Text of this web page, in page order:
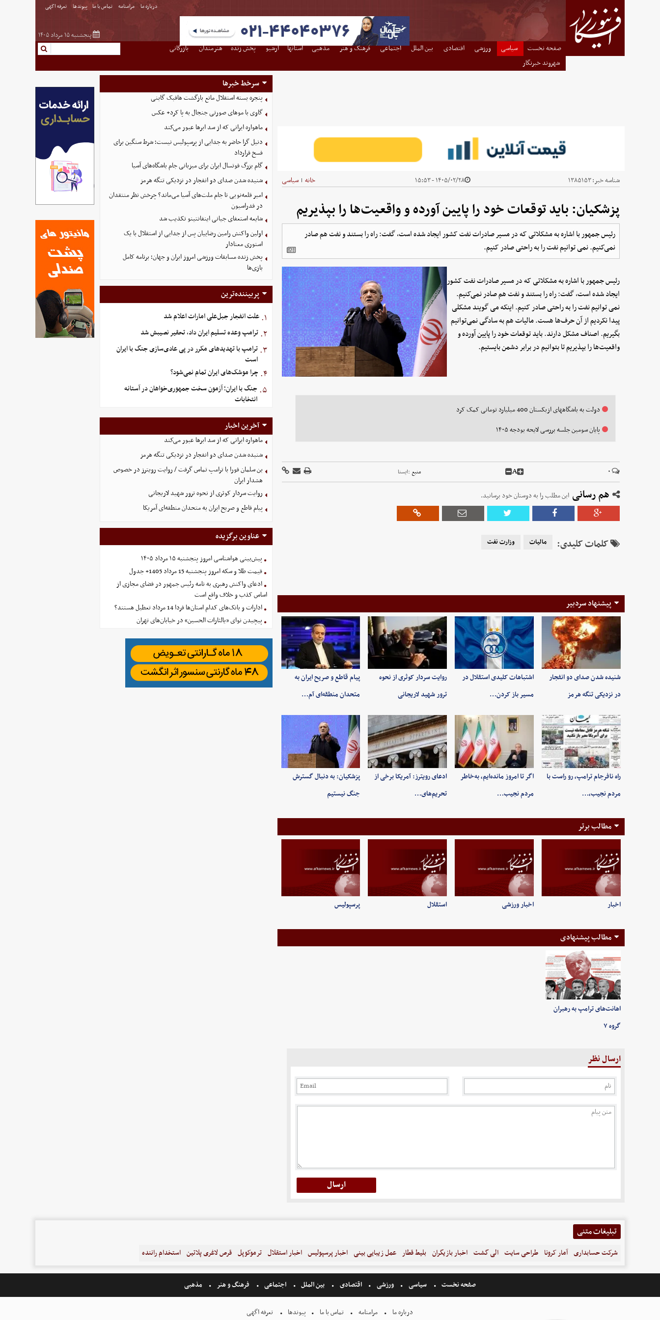
درباره ما مرامنامه تماس با ما پیوندها تعرفه اگهی
پنجشنبه ۱۵ مرداد ۱۴۰۵
صفحه نخست سیاسی ورزشی اقتصادی بین الملل اجتماعی فرهنگ و هنر مذهبی استانها آرشیو پخش زنده هنرمندان
بازرگانی
شهروند خبرنگار
شناسه خبر:۱۳۸۵۱۵۳ ۱۴۰۵/۰۲/۲۸ - ۱۵:۵۳ خانه | سیاسی
پزشکیان: باید توقعات خود را پایین آورده و واقعیت‌ها را بپذیریم
رئیس جمهور با اشاره به مشکلاتی که در مسیر صادرات نفت کشور ایجاد شده است، گفت: راه را بستند و نفت هم صادر
نمی‌کنیم. نمی توانیم نفت را به راحتی صادر کنیم.
رئیس جمهور با اشاره به مشکلاتی که در مسیر صادرات نفت کشور
ایجاد شده است، گفت: راه را بستند و نفت هم صادر نمی‌کنیم.
نمی توانیم نفت را به راحتی صادر کنیم. اینکه می گویند مشکلی
پیدا نکردیم از آن حرف‌ها هست. مالیات هم به سادگی نمی‌توانیم
بگیریم. اصناف مشکل دارند. باید توقعات خود را پایین آورده و
واقعیت‌ها را بپذیریم تا بتوانیم در برابر دشمن بایستیم.
دولت به باشگاههای ازبکستان 400 میلیارد تومانی کمک کرد
پایان سومین جلسه بررسی لایحه بودجه ۱۴۰۵
۰ A منبع :ایسنا
هم رسانی این مطلب را به دوستان خود برسانید.
کلمات کلیدی: مالیات وزارت نفت
پیشنهاد سردبیر
شنیده شدن صدای دو انفجار
در نزدیکی تنگه هرمز
اشتباهات کلیدی استقلال در
مسیر باز کردن…
روایت سردار کوثری از نحوه
ترور شهید لاریجانی
پیام قاطع و صریح ایران به
متحدان منطقه‌ای آم…
راه نافرجام ترامپ، رو راست با
مردم نجیب،…
اگر تا امروز مانده‌ایم، به‌خاطر
مردم نجیب…
ادعای رویترز: آمریکا برخی از
تحریم‌های…
پزشکیان: به‌ دنبال گسترش
جنگ نیستیم
مطالب برتر
اخبار اخبار ورزشی استقلال پرسپولیس
مطالب پیشنهادی
اهانت‌های ترامپ به رهبران
گروه ۷
ارسال نظر
سرخط خبرها
پنجره بسته استقلال مانع بازگشت هافبک گابنی
گاوی با موهای صورتی جنجال به پا کرد+ عکس
ماهواره ایرانی که از سد ابرها عبور می‌کند
دنیل گرا حاضر به جدایی از پرسپولیس نیست؛ شرط سنگین برای
فسخ قرارداد
گام بزرگ فوتسال ایران برای میزبانی جام باشگاه‌های آسیا
شنیده شدن صدای دو انفجار در نزدیکی تنگه هرمز
امیر قلعه‌نویی تا جام ملت‌های آسیا می‌ماند؟ چرخش نظر منتقدان
در فدراسیون
شایعه استعفای جیانی اینفانتینو تکذیب شد
اولین واکنش رامین رضاییان پس از جدایی از استقلال با یک
استوری معنادار
پخش زنده مسابقات ورزشی امروز ایران و جهان؛ برنامه کامل
بازی‌ها
پربیننده‌ترین
۱. علت انفجار جبل‌علی امارات اعلام شد
۲. ترامپ وعده تسلیم ایران داد، تحقیر نصیبش شد
۳. ترامپ با تهدیدهای مکرر در پی عادی‌سازی جنگ با ایران
است
۴. چرا موشک‌های ایران تمام نمی‌شود؟
۵. جنگ با ایران؛ آزمون سخت جمهوری‌خواهان در آستانه
انتخابات
آخرین اخبار
ماهواره ایرانی که از سد ابرها عبور می‌کند
شنیده شدن صدای دو انفجار در نزدیکی تنگه هرمز
بن سلمان فورا با ترامپ تماس گرفت / روایت رویترز در خصوص
هشدار ایران
روایت سردار کوثری از نحوه ترور شهید لاریجانی
پیام قاطع و صریح ایران به متحدان منطقه‌ای آمریکا
عناوین برگزیده
پیش‌بینی هواشناسی امروز پنجشنبه ۱۵ مرداد ۱۴۰۵
قیمت طلا و سکه امروز پنجشنبه 15 مرداد 1405+ جدول
ادعای واکنش رهبری به نامه رئیس جمهور در فضای مجازی از
اساس کذب و خلاف واقع است
ادارات و بانک‌های کدام استان‌ها فردا 14 مرداد تعطیل هستند؟
پیچیدن نوای «یالثارات الحسین» در خیابان‌های تهران
تبلیغات متنی
شرکت حسابداری آمار کرونا طراحی سایت الی گشت اخبار بازیگران بلیط قطار عمل زیبایی بینی اخبار پرسپولیس اخبار استقلال ترموکوپل قرص لاغری پلاتین استخدام راننده
صفحه نخست سیاسی ورزشی اقتصادی بین الملل اجتماعی فرهنگ و هنر مذهبی
درباره ما مرامنامه تماس با ما پیوندها تعرفه اگهی